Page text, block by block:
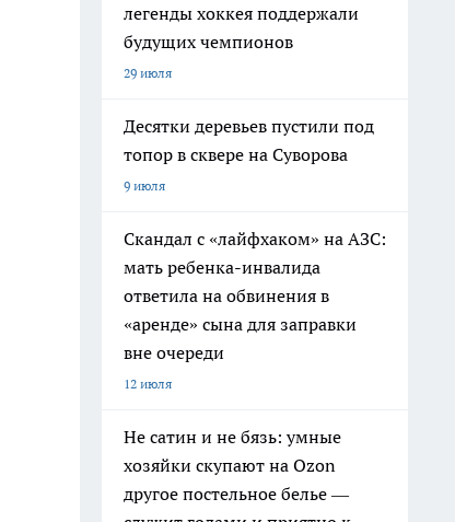
легенды хоккея поддержали
будущих чемпионов
29 июля
Десятки деревьев пустили под
топор в сквере на Суворова
9 июля
Скандал с «лайфхаком» на АЗС:
мать ребенка-инвалида
ответила на обвинения в
«аренде» сына для заправки
вне очереди
12 июля
Не сатин и не бязь: умные
хозяйки скупают на Ozon
другое постельное белье —